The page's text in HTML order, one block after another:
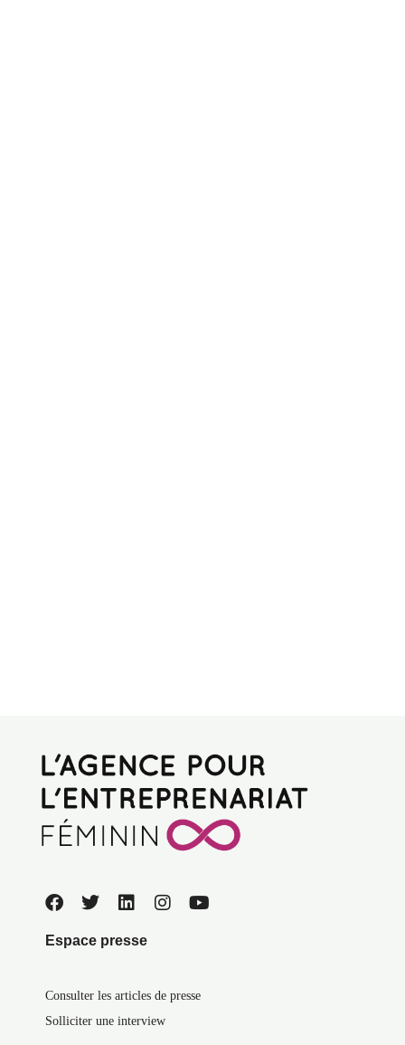
Espace presse
Consulter les articles de presse
Solliciter une interview